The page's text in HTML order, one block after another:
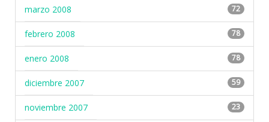
marzo 2008 72
febrero 2008 78
enero 2008 78
diciembre 2007 59
noviembre 2007 23